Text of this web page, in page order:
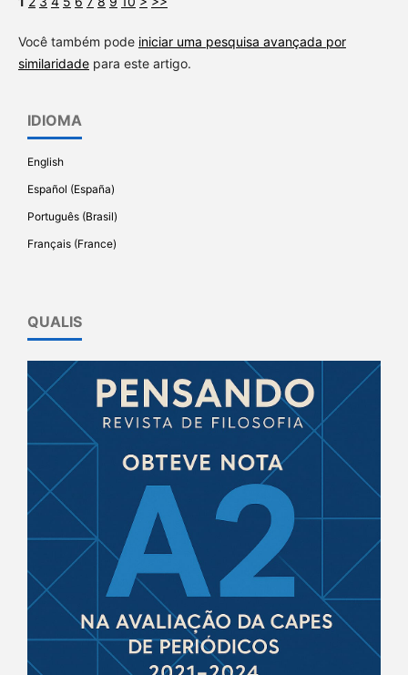
Você também pode iniciar uma pesquisa avançada por
similaridadepara este artigo.
IDIOMA
English
Español (España)
Português (Brasil)
Français (France)
QUALIS